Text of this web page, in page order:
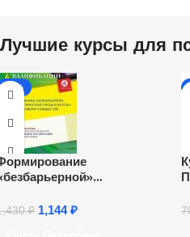
Лучшие курсы для
-20%
подростковом
₽ 1,144₽